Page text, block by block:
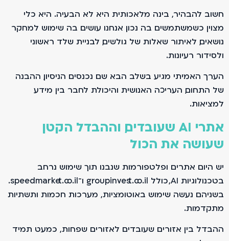
חשוב להבהיר, בינה מלאכותית היא לא הבעיה. היא כלי
מצוין כשמשתמשים בה נכון. אנחנו עושים בה שימוש למחקר
נושאים, לאיתור שאלות של גולשים, לבניית שלד ראשוני
ולסידור רעיונות.
הערך האמיתי מגיע בשלב הבא. שם נכנסים הניסיון, ההבנה
של התחום, העריכה האנושית והיכולת לחבר בין מידע
למציאות.
אתרי AI שעובדים, וההבדל הקטן
שעושה את הכול
יש היום אתרים ופלטפורמות שנבנו תוך שימוש נרחב
בטכנולוגיות AI, כולל groupinvest.co.il ו־speedmarket.co.il.
בשניהם נעשה שימוש באוטומציות, מערכות חכמות ותשתיות
מתקדמות.
ההבדל בין אזורים שעובדים לאזורים שפחות, כמעט תמיד